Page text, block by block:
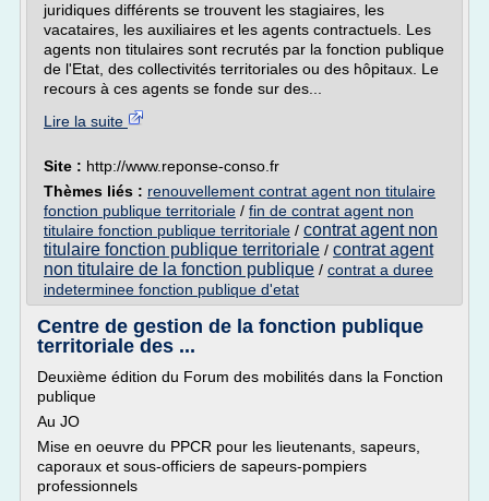
juridiques différents se trouvent les stagiaires, les
vacataires, les auxiliaires et les agents contractuels. Les
agents non titulaires sont recrutés par la fonction publique
de l'Etat, des collectivités territoriales ou des hôpitaux. Le
recours à ces agents se fonde sur des...
Lire la suite
Site : http://www.reponse-conso.fr
Thèmes liés : renouvellement contrat agent non titulaire
fonction publique territoriale / fin de contrat agent non
titulaire fonction publique territoriale / contrat agent non
titulaire fonction publique territoriale / contrat agent
non titulaire de la fonction publique / contrat a duree
indeterminee fonction publique d'etat
Centre de gestion de la fonction publique
territoriale des ...
Deuxième édition du Forum des mobilités dans la Fonction
publique
Au JO
Mise en oeuvre du PPCR pour les lieutenants, sapeurs,
caporaux et sous-officiers de sapeurs-pompiers
professionnels